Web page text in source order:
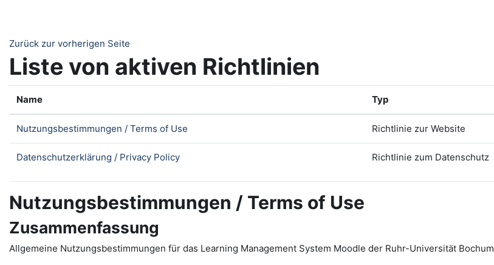
Zurück zur vorherigen Seite
Liste von aktiven Richtlinien
Name Typ
Nutzungsbestimmungen / Terms of Use Richtlinie zur Website
Datenschutzerklärung / Privacy Policy Richtlinie zum Datenschutz
Nutzungsbestimmungen / Terms of Use
Zusammenfassung
Allgemeine Nutzungsbestimmungen für das Learning Management System Moodle der Ruhr-Universität Bochum